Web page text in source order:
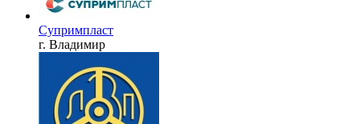
Супримпласт
г. Владимир